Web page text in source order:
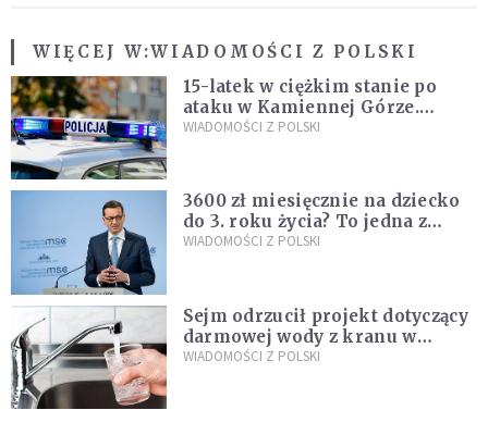
WIĘCEJ W:WIADOMOŚCI Z POLSKI
15-latek w ciężkim stanie po
ataku w Kamiennej Górze.
Policja zatrzymała dwóch
WIADOMOŚCI Z POLSKI
3600 zł miesięcznie na dziecko
do 3. roku życia? To jedna z
propozycji programu "Rozwój
WIADOMOŚCI Z POLSKI
Sejm odrzucił projekt dotyczący
darmowej wody z kranu w
restauracjach
WIADOMOŚCI Z POLSKI